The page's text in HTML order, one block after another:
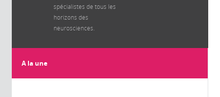
spécialistes de tous les
horizons des
neurosciences.
A la une